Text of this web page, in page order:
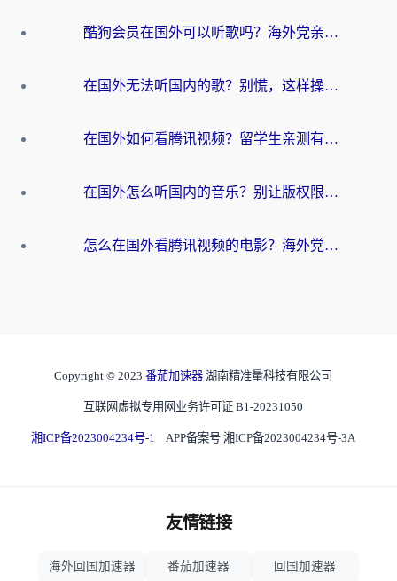
酷狗会员在国外可以听歌吗？海外党亲测有效：3步解决音乐权限难题
在国外无法听国内的歌？别慌，这样操作就能畅听QQ音乐（附亲测加速器推荐）
在国外如何看腾讯视频？留学生亲测有效的回国加速方案
在国外怎么听国内的音乐？别让版权限制断了你的华语歌单
怎么在国外看腾讯视频的电影？海外党亲测有效的回国加速指南
Copyright © 2023 番茄加速器 湖南精准量科技有限公司
互联网虚拟专用网业务许可证 B1-20231050
湘ICP备2023004234号-1 APP备案号 湘ICP备2023004234号-3A
友情链接
海外回国加速器 番茄加速器 回国加速器